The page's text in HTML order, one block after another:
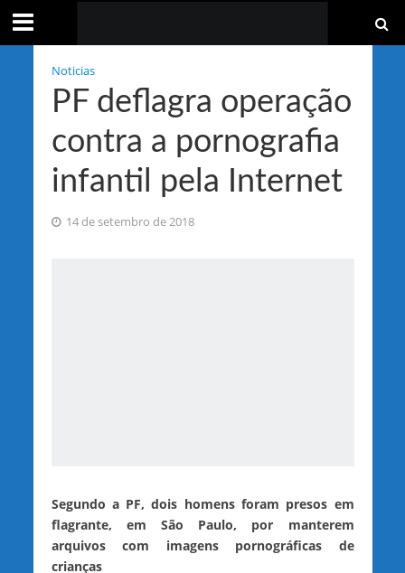
Noticias
PF deflagra operação
contra a pornografia
infantil pela Internet
14 de setembro de 2018
Segundo a PF, dois homens foram presos em
flagrante, em São Paulo, por manterem
arquivos com imagens pornográficas de
crianças